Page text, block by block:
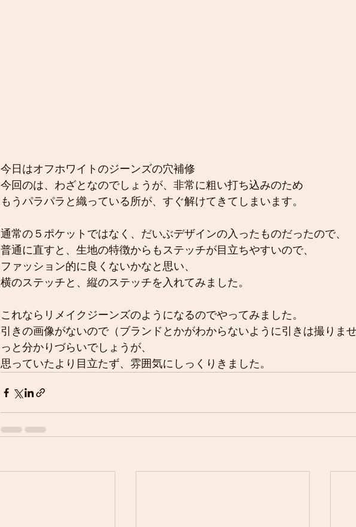
今日はオフホワイトのジーンズの穴補修
今回のは、わざとなのでしょうが、非常に粗い打ち込みのため
もうパラパラと織っている所が、すぐ解けてきてしまいます。
通常の５ポケットではなく、だいぶデザインの入ったものだったので、
普通に直すと、生地の特徴からもステッチが目立ちやすいので、
ファッション的に良くないかなと思い、
横のステッチと、縦のステッチを入れてみました。
これならリメイクジーンズのようになるのでやってみました。
引きの画像がないので（ブランドとかがわからないように引きは撮りま
っと分かりづらいでしょうが、
思っていたより目立たず、雰囲気にしっくりきました。